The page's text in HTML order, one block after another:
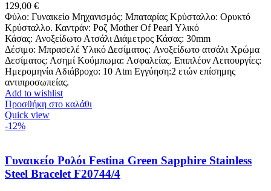
129,00 €
Φύλο: Γυναικείο Μηχανισμός: Μπαταρίας Κρύσταλλο: Ορυκτό
Κρύσταλλο. Καντράν: Ροζ Mother Of Pearl Υλικό
Κάσας: Ανοξείδωτο Ατσάλι Διάμετρος Κάσας: 30mm
Δέσιμο: Μπρασελέ Υλικό Δεσίματος: Ανοξείδωτο ατσάλι Χρώμα
Δεσίματος: Ασημί Κούμπωμα: Ασφαλείας. Επιπλέον Λειτουργίες:
Ημερομηνία Αδιάβροχο: 10 Atm Εγγύηση:2 ετών επίσημης
αντιπροσωπείας.
Add to wishlist
Προσθήκη στο καλάθι
Quick view
-12%
Γυναικείο Ρολόι Festina Green Sapphire Stainless
Steel Bracelet F20744/4